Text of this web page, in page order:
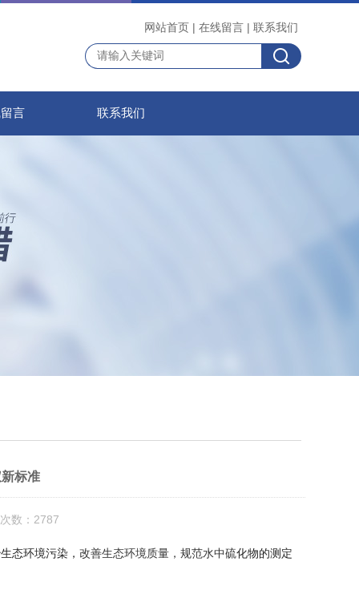
网站首页 | 在线留言 | 联系我们
言 联系我们
标准
数：2787
态环境污染， 改善生态环境质量，规范水中硫化物的测定